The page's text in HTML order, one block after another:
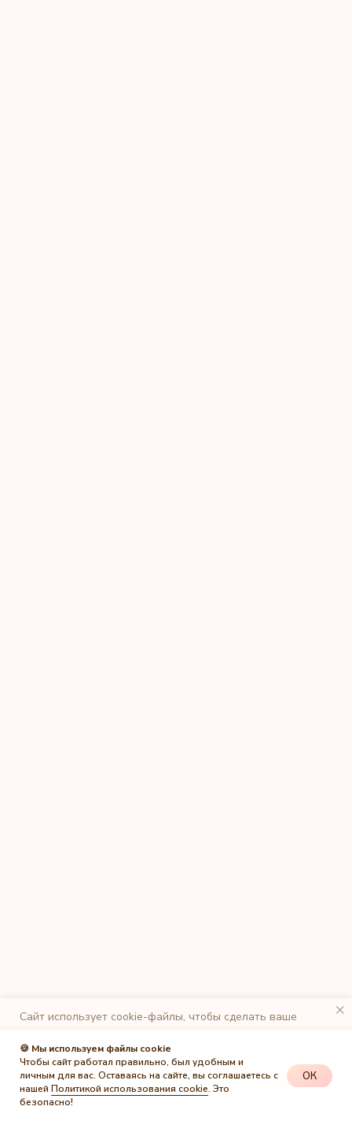
Сайт использует cookie-файлы, чтобы сделать ваше
подключен сервис веб-аналитики Яндекс.Метрика,
использующий cookie-файлы. Оставаясь на сайте, вы
даете свое согласие на обработку персональных данных в
порядке, указанном вПолитике обработки персональных
данных.
🍪 Мы используем файлы cookie
Чтобы сайт работал правильно, был удобным и
личным для вас. Оставаясь на сайте, вы соглашаетесь с
нашей Политикой использования cookie. Это
безопасно!
ОК